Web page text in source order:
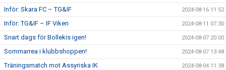
Inför: Skara FC – TG&IF 2024-08-16 11:52
Inför: TG&IF – IF Viken 2024-08-11 07:30
Snart dags för Bollekis igen! 2024-08-07 20:00
Sommarrea i klubbshoppen! 2024-08-07 13:48
Träningsmatch mot Assyriska IK 2024-08-04 11:38